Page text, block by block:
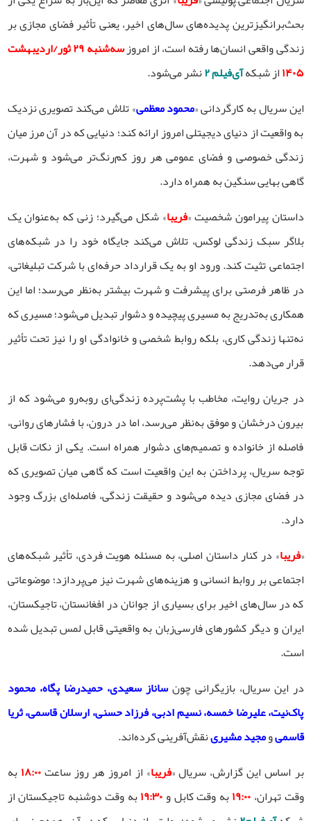
بحث‌برانگیزترین پدیده‌های سال‌های اخیر، یعنی تأثیر فضای مجازی بر
زندگی واقعی انسان‌ها رفته است، از امروز
سه‌شنبه ۲۹ ثور/اردیبهشت
۱۴۰۵از شبکهآی‌فیلم ۲ نشر می‌شود.
این سریال به کارگردانی «محمود معظمی» تلاش می‌کند تصویری نزدیک
به واقعیت از دنیای دیجیتلی امروز ارائه کند؛ دنیایی که در آن مرز میان
زندگی خصوصی و فضای عمومی هر روز کم‌رنگ‌تر می‌شود و شهرت،
گاهی بهایی سنگین به همراه دارد.
داستان پیرامون شخصیت «فریبا» شکل می‌گیرد؛ زنی که به‌عنوان یک
بلاگر سبک زندگی لوکس، تلاش می‌کند جایگاه خود را در شبکه‌های
اجتماعی تثیت کند. ورود او به یک قرارداد حرفه‌ای با شرکت تبلیغاتی،
در ظاهر فرصتی برای پیشرفت و شهرت بیشتر به‌نظر می‌رسد؛ اما این
همکاری به‌تدریج به مسیری پیچیده و دشوار تبدیل می‌شود؛ مسیری که
نه‌تنها زندگی کاری، بلکه روابط شخصی و خانوادگی او را نیز تحت تأثیر
قرار می‌دهد.
در جریان روایت، مخاطب با پشت‌پرده زندگی‌ای روبه‌رو می‌شود که از
بیرون درخشان و موفق به‌نظر می‌رسد، اما در درون، با فشارهای روانی،
فاصله از خانواده و تصمیم‌های دشوار همراه است. یکی از نکات قابل
توجه سریال، پرداختن به این واقعیت است که گاهی میان تصویری که
در فضای مجازی دیده می‌شود و حقیقت زندگی، فاصله‌ای بزرگ وجود
دارد.
«فریبا» در کنار داستان اصلی، به مسئله هویت فردی، تأثیر شبکه‌های
اجتماعی بر روابط انسانی و هزینه‌های شهرت نیز می‌پردازد؛ موضوعاتی
که در سال‌های اخیر برای بسیاری از جوانان در افغانستان، تاجیکستان،
ایران و دیگر کشورهای فارسی‌زبان به واقعیتی قابل لمس تبدیل شده
است.
در این سریال، بازیگرانی چونساناز سعیدی، حمیدرضا پگاه، محمود
پاک‌نیت، علیرضا خمسه، نسیم ادبی، فرزاد حسنی، ارسلان قاسمی، ثریا
قاسمیومجید مشیرینقش‌آفرینی کرده‌اند.
بر اساس این گزارش، سریال «فریبا» از امروز هر روز ساعت۱۸:۰۰به
وقت تهران،۱۹:۰۰به وقت کابل و۱۹:۳۰به وقت دوشنبه تاجیکستان از